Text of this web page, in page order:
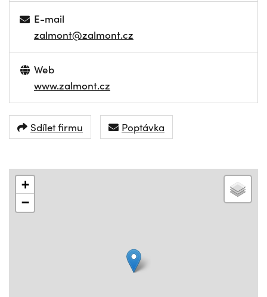
E-mail
zalmont@zalmont.cz
Web
www.zalmont.cz
Sdílet firmu Poptávka
+
−